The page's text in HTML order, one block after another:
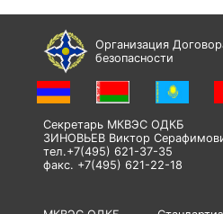
Организация
безопасности
Секретарь МКВЭС ОДКБ
ЗИНОВЬЕВ Виктор
тел.+7(495) 621-37-35
факс. +7(495) 621-22-18